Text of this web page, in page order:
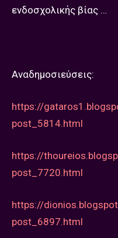
ενδοσχολικής βίας …
Αναδημοσιεύσεις:
https://
post_5814.html
https://
post_7720.html
https://
post_6897.html